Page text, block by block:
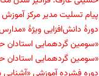
پیام تسلیت مدیر مرکز
دورهٔ دانش‌افزایی ویژهٔ
«سومین گردهمایی استادان
«سومین گردهمایی استادان